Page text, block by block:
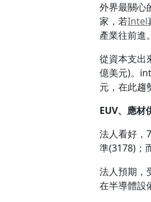
外界最關心
家，若Intel
產業往前進。
從資本支出
億美元)。
元，在此趨
EUV、應材
法人看好，
準(3178)；
法人預期，
在半導體設